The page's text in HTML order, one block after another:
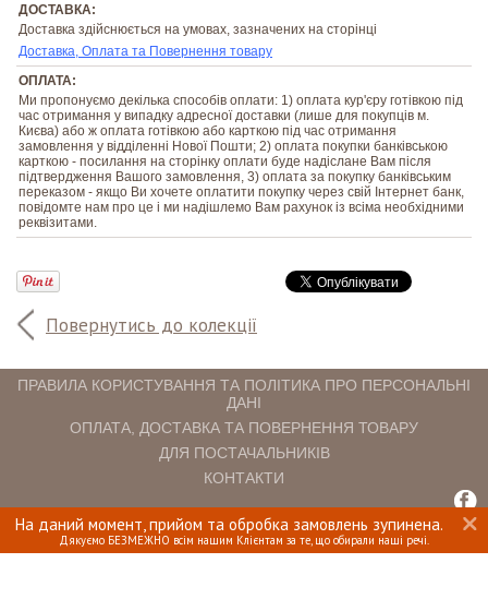
На даний момент, прийом та обробка замовлень зупинена.
Дякуємо БЕЗМЕЖНО всім нашим Клієнтам за те, що обирали наші речі.
Повернутись до колекції
ДОСТАВКА:
Доставка здійснюється на умовах, зазначених на сторінці
Доставка, Оплата та Повернення товару
ОПЛАТА:
Ми пропонуємо декілька способів оплати: 1) оплата кур'єру готівкою під
час отримання у випадку адресної доставки (лише для покупців м.
Києва) або ж оплата готівкою або карткою під час отримання
замовлення у відділенні Нової Пошти; 2) оплата покупки банківською
карткою - посилання на сторінку оплати буде надіслане Вам після
підтвердження Вашого замовлення, 3) оплата за покупку банківським
переказом - якщо Ви хочете оплатити покупку через свій Інтернет банк,
повідомте нам про це і ми надішлемо Вам рахунок із всіма необхідними
реквізитами.
ПРАВИЛА КОРИСТУВАННЯ ТА ПОЛІТИКА ПРО ПЕРСОНАЛЬНІ
ДАНІ
ОПЛАТА, ДОСТАВКА ТА ПОВЕРНЕННЯ ТОВАРУ
ДЛЯ ПОСТАЧАЛЬНИКІВ
КОНТАКТИ
INTERIOMANIA © 2018. ВСІ ПРАВА ЗАХИЩЕНІ.